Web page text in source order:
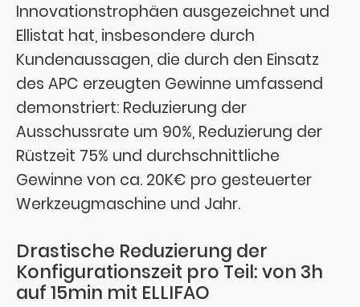
Innovationstrophäen ausgezeichnet und
Ellistat hat, insbesondere durch
Kundenaussagen, die durch den Einsatz
des APC erzeugten Gewinne umfassend
demonstriert: Reduzierung der
Ausschussrate um 90%, Reduzierung der
Rüstzeit 75% und durchschnittliche
Gewinne von ca. 20K€ pro gesteuerter
Werkzeugmaschine und Jahr.
Drastische Reduzierung der
Konfigurationszeit pro Teil: von 3h
auf 15min mit ELLIFAO